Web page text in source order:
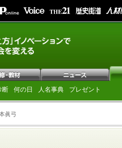
断 何の日 人名事典 プレゼント
眞弓